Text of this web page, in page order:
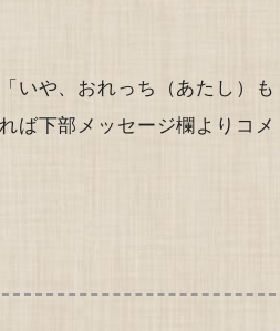
いや、おれっち（あたし）も
ば下部メッセージ欄よりコメ